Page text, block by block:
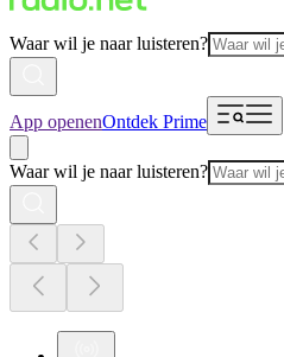
Waar wil je naar luisteren?
App openenOntdek Prime
Waar wil je naar luisteren?